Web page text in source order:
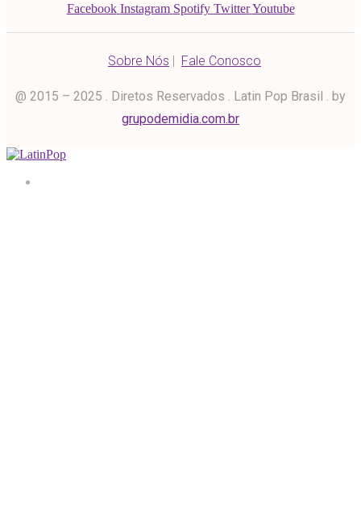
Facebook Instagram Spotify Twitter Youtube
Sobre Nós | Fale Conosco
@ 2015 – 2025 . Diretos Reservados . Latin Pop Brasil . by
grupodemidia.com.br